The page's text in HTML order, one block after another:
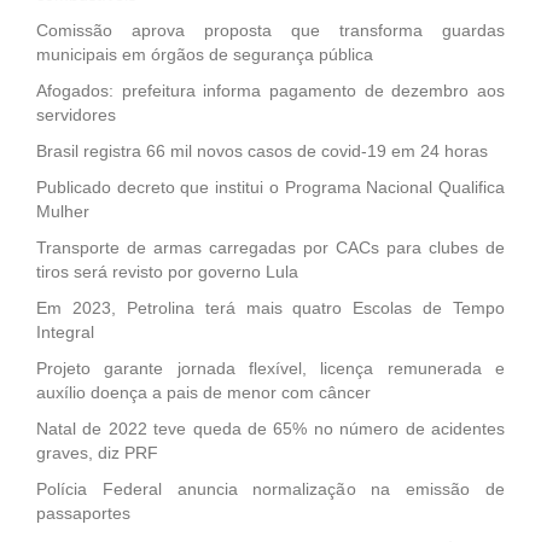
Comissão aprova proposta que transforma guardas
municipais em órgãos de segurança pública
Afogados: prefeitura informa pagamento de dezembro aos
servidores
Brasil registra 66 mil novos casos de covid-19 em 24 horas
Publicado decreto que institui o Programa Nacional Qualifica
Mulher
Transporte de armas carregadas por CACs para clubes de
tiros será revisto por governo Lula
Em 2023, Petrolina terá mais quatro Escolas de Tempo
Integral
Projeto garante jornada flexível, licença remunerada e
auxílio doença a pais de menor com câncer
Natal de 2022 teve queda de 65% no número de acidentes
graves, diz PRF
Polícia Federal anuncia normalização na emissão de
passaportes